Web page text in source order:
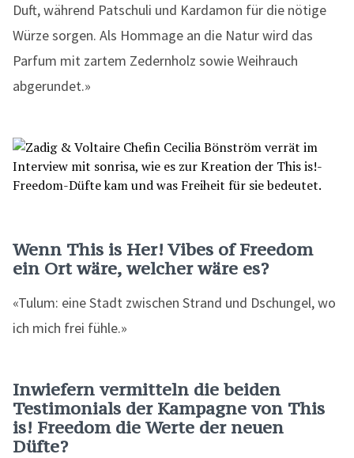
Duft, während Patschuli und Kardamon für die nötige
Würze sorgen. Als Hommage an die Natur wird das
Parfum mit zartem Zedernholz sowie Weihrauch
abgerundet.»
Wenn This is Her! Vibes of Freedom
ein Ort wäre, welcher wäre es?
«Tulum: eine Stadt zwischen Strand und Dschungel, wo
ich mich frei fühle.»
Inwiefern vermitteln die beiden
Testimonials der Kampagne von This
is! Freedom die Werte der neuen
Düfte?